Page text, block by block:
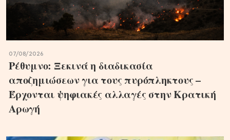
07/08/2026
Ρέθυμνο: Ξεκινά η διαδικασία
αποζημιώσεων για τους πυρόπληκτους –
Έρχονται ψηφιακές αλλαγές στην Κρατική
Αρωγή